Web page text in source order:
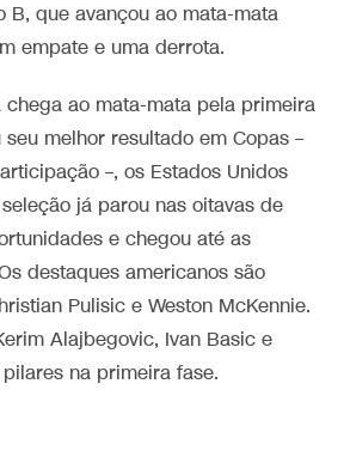
B, que avançou ao mata-mata
empate e uma derrota.
chega ao mata-mata pela primeira
melhor resultado em Copas –
–, os Estados Unidos
já parou nas oitavas de
e chegou até as
destaques americanos são
Pulisic e Weston McKennie.
Alajbegovic, Ivan Basic e
na primeira fase.